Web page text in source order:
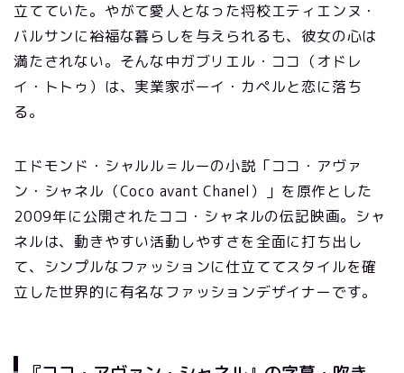
立てていた。やがて愛人となった将校エティエンヌ・
バルサンに裕福な暮らしを与えられるも、彼女の心は
満たされない。そんな中ガブリエル・ココ（オドレ
イ・トトゥ）は、実業家ボーイ・カペルと恋に落ち
る。
エドモンド・シャルル＝ルーの小説「ココ・アヴァ
ン・シャネル（Coco avant Chanel）」を原作とした
2009年に公開されたココ・シャネルの伝記映画。シャ
ネルは、動きやすい活動しやすさを全面に打ち出し
て、シンプルなファッションに仕立ててスタイルを確
立した世界的に有名なファッションデザイナーです。